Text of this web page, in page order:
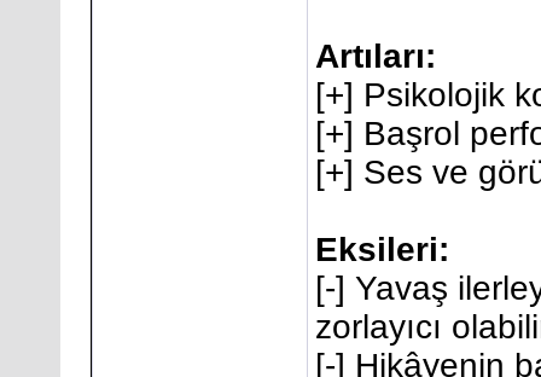
Artıları:
[+] Psikolojik
[+] Başrol
[+] Ses ve
Eksileri:
[-] Yavaş
zorlayıcı
[-] Hikâyenin